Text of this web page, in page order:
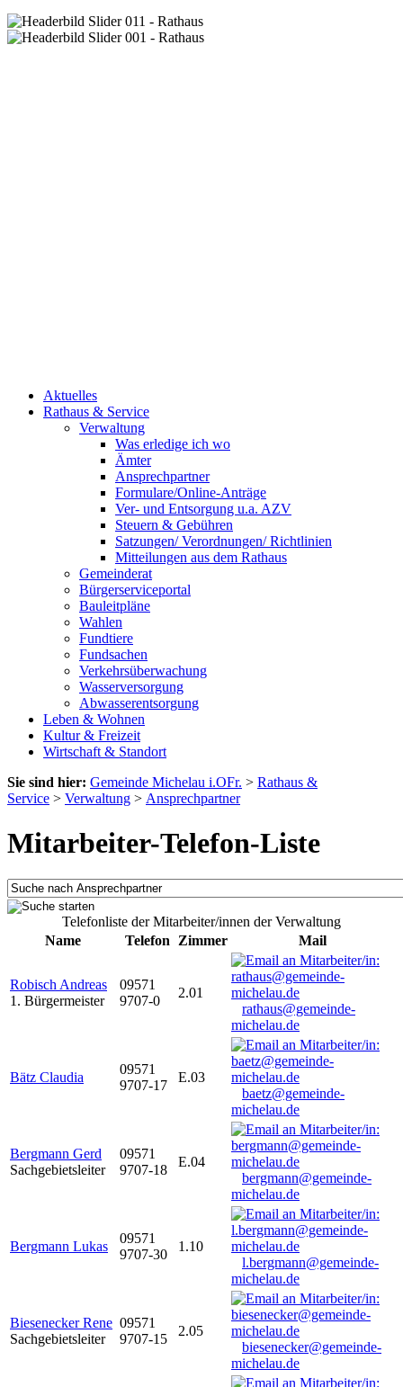
Aktuelles
Rathaus & Service
Verwaltung
Was erledige ich wo
Ämter
Ansprechpartner
Formulare/Online-Anträge
Ver- und Entsorgung u.a. AZV
Steuern & Gebühren
Satzungen/ Verordnungen/ Richtlinien
Mitteilungen aus dem Rathaus
Gemeinderat
Bürgerserviceportal
Bauleitpläne
Wahlen
Fundtiere
Fundsachen
Verkehrsüberwachung
Wasserversorgung
Abwasserentsorgung
Leben & Wohnen
Kultur & Freizeit
Wirtschaft & Standort
Sie sind hier: Gemeinde Michelau i.OFr. > Rathaus &
Service > Verwaltung > Ansprechpartner
Mitarbeiter-Telefon-Liste
Telefonliste der Mitarbeiter/innen der Verwaltung
Name
Telefon Zimmer Mail
Robisch Andreas
1. Bürgermeister
09571
9707-0
2.01
rathaus@gemeinde-
michelau.de
Bätz Claudia
09571
9707-17
E.03
baetz@gemeinde-
michelau.de
Bergmann Gerd
Sachgebietsleiter
09571
9707-18
E.04
bergmann@gemeinde-
michelau.de
Bergmann Lukas
09571
9707-30
1.10
l.bergmann@gemeinde-
michelau.de
Biesenecker Rene
Sachgebietsleiter
09571
9707-15
2.05
biesenecker@gemeinde-
michelau.de